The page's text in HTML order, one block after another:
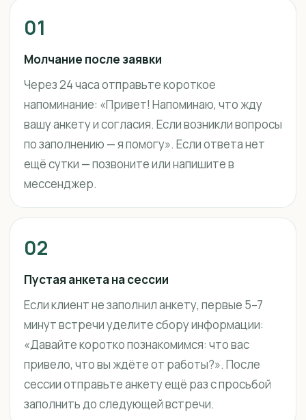
01
Молчание после заявки
Через 24 часа отправьте короткое
напоминание: «Привет! Напоминаю, что жду
вашу анкету и согласия. Если возникли вопросы
по заполнению — я помогу». Если ответа нет
ещё сутки — позвоните или напишите в
мессенджер.
02
Пустая анкета на сессии
Если клиент не заполнил анкету, первые 5–7
минут встречи уделите сбору информации:
«Давайте коротко познакомимся: что вас
привело, что вы ждёте от работы?». После
сессии отправьте анкету ещё раз с просьбой
заполнить до следующей встречи.